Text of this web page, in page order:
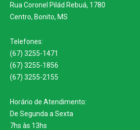
Rua Coronel Pilád Rebuá, 1780
Centro, Bonito, MS
Telefones:
(67) 3255-1471
(67) 3255-1856
(67) 3255-2155
Horário de Atendimento:
De Segunda a Sexta
7hs às 13hs